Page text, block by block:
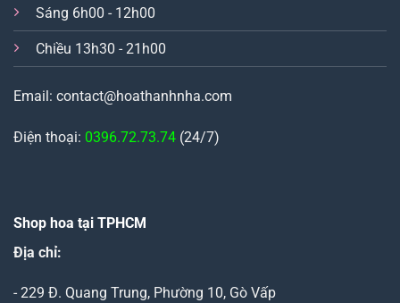
Sáng 6h00 - 12h00
Chiều 13h30 - 21h00
Email: contact@hoathanhnha.com
Điện thoại: 0396.72.73.74 (24/7)
Shop hoa tại TPHCM
Địa chỉ:
- 229 Đ. Quang Trung, Phường 10, Gò Vấp